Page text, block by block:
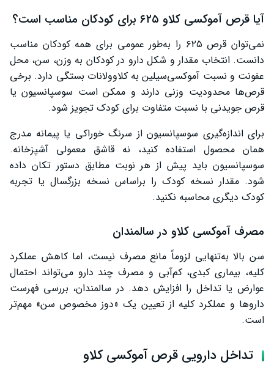
آیا قرص آموکسی کلاو ۶۲۵ برای کودکان مناسب است؟
نمی‌توان قرص ۶۲۵ را به‌طور عمومی برای همه کودکان مناسب
دانست. انتخاب مقدار و شکل دارو در کودکان به وزن، سن، محل
عفونت و نسبت آموکسی‌سیلین به کلاوولانات بستگی دارد. برخی
قرص‌ها محدودیت وزنی دارند و ممکن است سوسپانسیون یا
قرص جویدنی با نسبت متفاوت برای کودک تجویز شود.
برای اندازه‌گیری سوسپانسیون از سرنگ خوراکی یا پیمانه مدرج
همان محصول استفاده کنید، نه قاشق معمولی آشپزخانه.
سوسپانسیون باید پیش از هر نوبت مطابق دستور تکان داده
شود. مقدار نسخه کودک را براساس نسخه بزرگسال یا تجربه
کودک دیگری محاسبه نکنید.
مصرف آموکسی کلاو در سالمندان
سن بالا به‌تنهایی لزوماً مانع مصرف نیست، اما کاهش عملکرد
کلیه، بیماری کبدی، کم‌آبی و مصرف چند دارو می‌تواند احتمال
عوارض یا تداخل را افزایش دهد. در سالمندان، بررسی فهرست
داروها و عملکرد کلیه از تعیین یک «دوز مخصوص سن» مهم‌تر
است.
تداخل دارویی قرص آموکسی کلاو